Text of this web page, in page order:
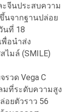
จีนประสบความ
ขึ้นจากฐานปล่อย
นที่ 18
พื่อนำส่ง
ไมล์ (SMILE)
วด Vega C
มที่ระดับความสูง
อยตัวราว 56